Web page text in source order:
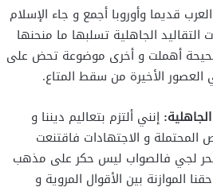
قديما وأوروبا أجمع و جاء الإسلام
الجاهلية تسلبها ما منحنها
أهملت و أخرى موضوعة تحض على
الأخيرة من سقط المتاع.
إنني ألتزم بتعاليم ديننا و
المحتملة و الاجتهادات فاقتنعت
بحر لجي فالصواب ليس حكر على مذهب
الموازنة بين الأقوال المروية و